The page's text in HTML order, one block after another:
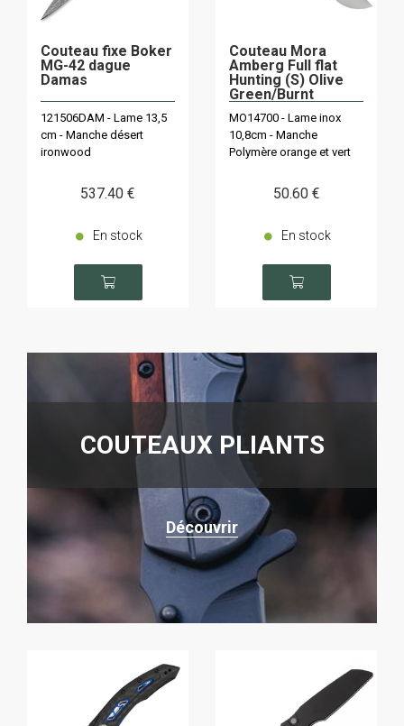
Couteau fixe Boker
MG-42 dague
Damas
121506DAM - Lame 13,5
cm - Manche désert
ironwood
537.40 €
En stock
Couteau Mora
Amberg Full flat
Hunting (S) Olive
Green/Burnt
MO14700 - Lame inox
10,8cm - Manche
Polymère orange et vert
50.60 €
En stock
COUTEAUX PLIANTS
Découvrir